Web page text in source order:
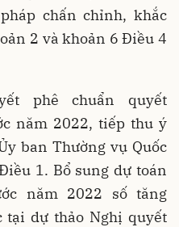
chấn chỉnh, khắc
2 và khoản 6 Điều 4
phê chuẩn quyết
năm 2022, tiếp thu ý
ban Thường vụ Quốc
1. Bổ sung dự toán
năm 2022 số tăng
tại dự thảo Nghị quyết